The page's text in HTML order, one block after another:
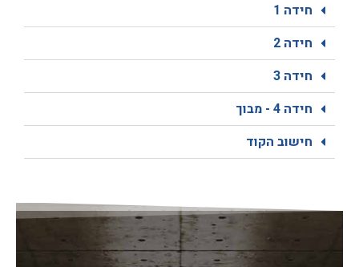
חידה 1
חידה 2
חידה 3
חידה 4 - מבוך
חישוב הקוד